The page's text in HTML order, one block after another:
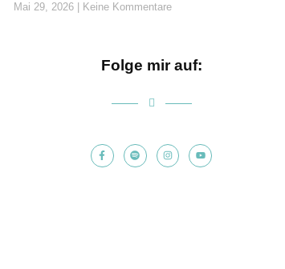
Mai 29, 2026 Keine Kommentare
Folge mir auf: